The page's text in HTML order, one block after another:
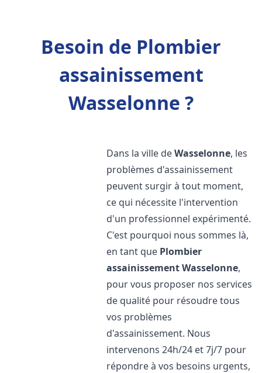
Besoin de Plombier
assainissement
Wasselonne ?
Dans la ville deWasselonne, les
problèmes d'assainissement
peuvent surgir à tout moment,
ce qui nécessite l'intervention
d'un professionnel expérimenté.
C'est pourquoi nous sommes là,
en tant que Plombier
assainissementWasselonne,
pour vous proposer nos services
de qualité pour résoudre tous
vos problèmes
d'assainissement. Nous
intervenons 24h/24 et 7j/7 pour
répondre à vos besoins urgents,